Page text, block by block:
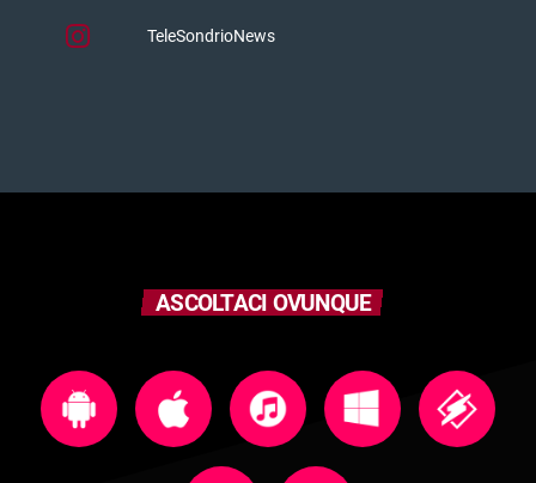
TeleSondrioNews
ASCOLTACI OVUNQUE